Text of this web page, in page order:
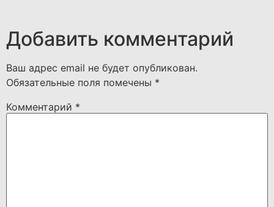
Добавить комментарий
Ваш адрес email не будет опубликован.
Обязательные поля помечены *
Комментарий *